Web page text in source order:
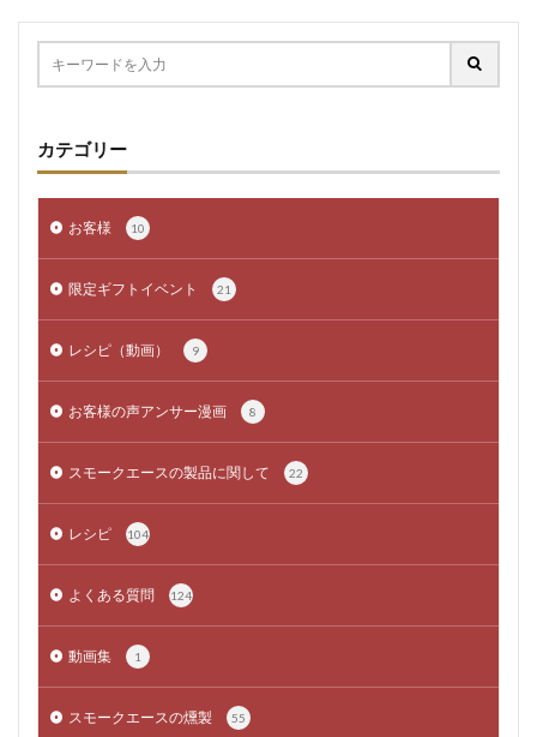
カテゴリー
お客様 10
限定ギフトイベント 21
レシピ（動画） 9
お客様の声アンサー漫画 8
スモークエースの製品に関して 22
レシピ 104
よくある質問 124
動画集 1
スモークエースの燻製 55